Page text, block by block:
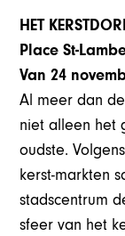
HET
Place St-
Van 24
Al meer dan
niet alleen het
oudste.
kerst-markten
stadscentrum
sfeer van het